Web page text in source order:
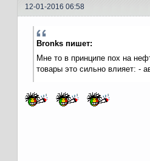
12-01-2016 06:58
Bronks пишет:
Мне то в принципе пох на
товары это сильно влияет: -